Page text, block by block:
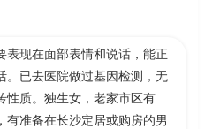
表现在面部表情和说话，能正
。已去医院做过基因检测，无
性质。独生女，老家市区有
有准备在长沙定居或购房的男